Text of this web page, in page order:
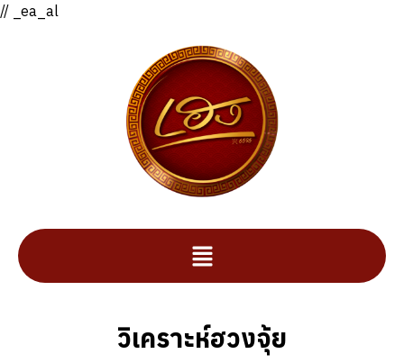
// _ea_al
วิเคราะห์ฮวงจุ้ย